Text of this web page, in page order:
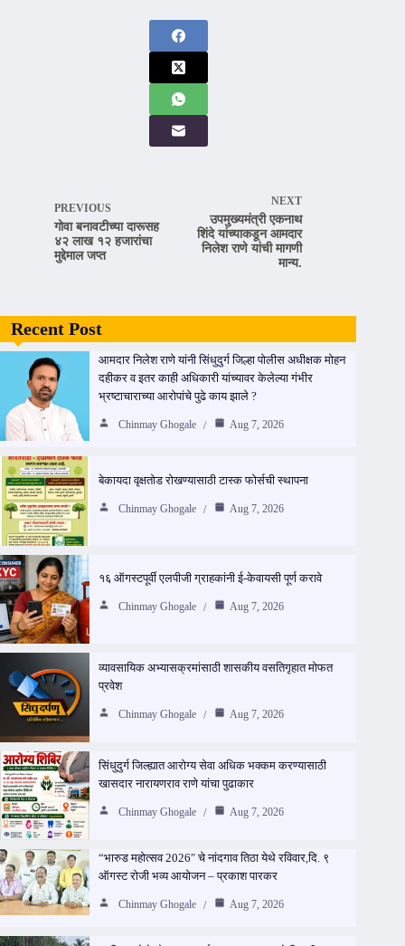
PREVIOUS
गोवा बनावटीच्या दारूसह
४२ लाख १२ हजारांचा
मुद्देमाल जप्त
NEXT
उपमुख्यमंत्री एकनाथ
शिंदे यांच्याकडून आमदार
निलेश राणे यांची मागणी
मान्य.
Recent Post
आमदार निलेश राणे यांनी सिंधुदुर्ग जिल्हा पोलीस अधीक्षक मोहन
दहीकर व इतर काही अधिकारी यांच्यावर केलेल्या गंभीर
भ्रष्टाचाराच्या आरोपांचे पुढे काय झाले ?
Chinmay Ghogale Aug 7, 2026
बेकायदा वृक्षतोड रोखण्यासाठी टास्क फोर्सची स्थापना
Chinmay Ghogale Aug 7, 2026
१६ ऑगस्टपूर्वी एलपीजी ग्राहकांनी ई-केवायसी पूर्ण करावे
Chinmay Ghogale Aug 7, 2026
व्यावसायिक अभ्यासक्रमांसाठी शासकीय वसतिगृहात मोफत
प्रवेश
Chinmay Ghogale Aug 7, 2026
सिंधुदुर्ग जिल्ह्यात आरोग्य सेवा अधिक भक्कम करण्यासाठी
खासदार नारायणराव राणे यांचा पुढाकार
Chinmay Ghogale Aug 7, 2026
“भारुड महोत्सव 2026″ चे नांदगाव तिठा येथे रविवार,दि. ९
ऑगस्ट रोजी भव्य आयोजन – प्रकाश पारकर
Chinmay Ghogale Aug 7, 2026